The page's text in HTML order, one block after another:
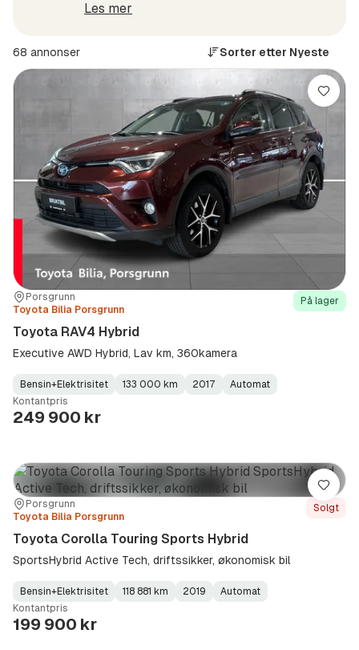
Les mer
68 annonser Sorter etter Nyeste
Sted:Porsgrunn
Forhandler:
Toyota Bilia Porsgrunn
På lager
Toyota RAV4 Hybrid
Executive AWD Hybrid, Lav km, 360kamera
Fuel
Type:
Bensin+Elektrisitet
Kilometerstand: 133 000 km
Model
Year:
2017
Gearbox
Type:
Automat
Kontantpris
249 900 kr
Lagre
Sted:Porsgrunn
Forhandler:
Toyota Bilia Porsgrunn
Solgt
Toyota Corolla Touring Sports Hybrid
SportsHybrid Active Tech, driftssikker, økonomisk bil
Fuel
Type:
Bensin+Elektrisitet
Kilometerstand: 118 881 km
Model
Year:
2019
Gearbox
Type:
Automat
Kontantpris
199 900 kr
Lagre